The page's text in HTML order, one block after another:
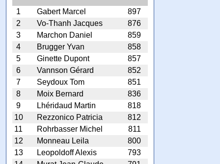
1 Gabert Marcel
897
2
Vo-Thanh Jacques
876
3
Marchon Daniel
859
4
Brugger Yvan
858
5
Ginette Dupont
857
6
Vannson Gérard
852
7
Seydoux Tom
851
8
Moix Bernard
836
9
Lhéridaud Martin
818
10
Rezzonico Patricia
812
11
Rohrbasser Michel
811
12
Monneau Leila
800
13
Leopoldoff Alexis
793